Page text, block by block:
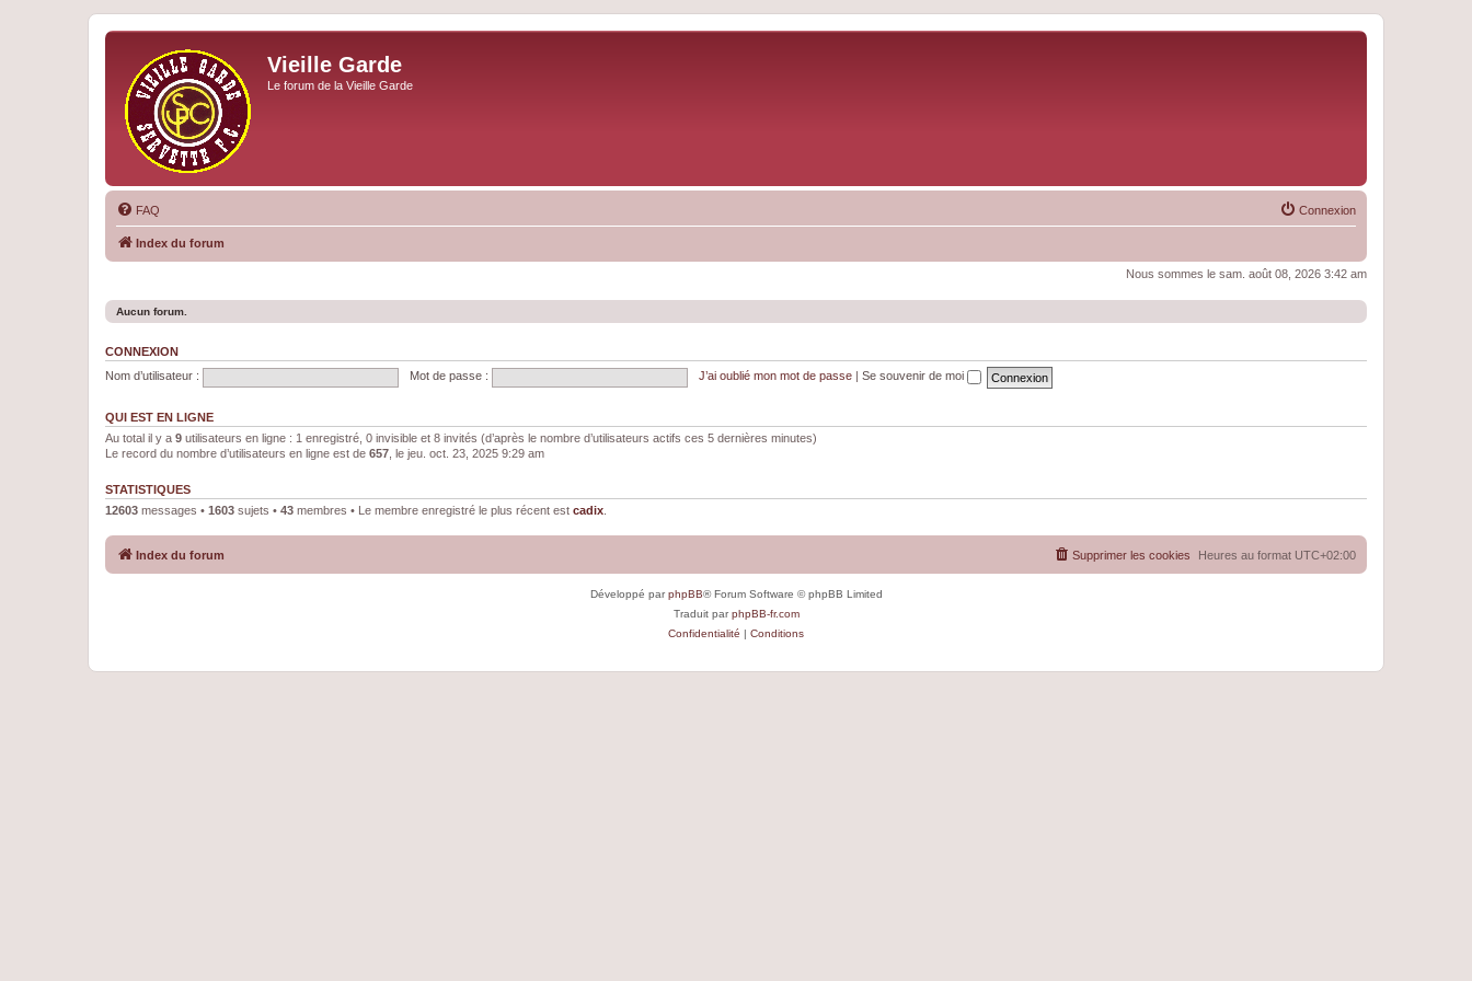
Vieille Garde
Le forum de la Vieille Garde
FAQ Connexion
Index du forum
Nous sommes le sam. août 08, 2026 3:42 am
Aucun forum.
CONNEXION
Nom d’utilisateur :
Mot de passe : J’ai oublié mon mot de passe Se souvenir de moi
QUI EST EN LIGNE
Au total il y a 9 utilisateurs en ligne : 1 enregistré, 0 invisible et 8 invités (d’après le nombre d’utilisateurs actifs ces 5 dernières minutes)
Le record du nombre d’utilisateurs en ligne est de 657 , le jeu. oct. 23, 2025 9:29 am
STATISTIQUES
12603 messages • 1603 sujets • 43 membres • Le membre enregistré le plus récent est cadix
Index du forum Heures au format UTC+02:00
Supprimer les cookies
Développé parphpBB® Forum Software © phpBB Limited
Traduit parphpBB-fr.com
Confidentialité | Conditions